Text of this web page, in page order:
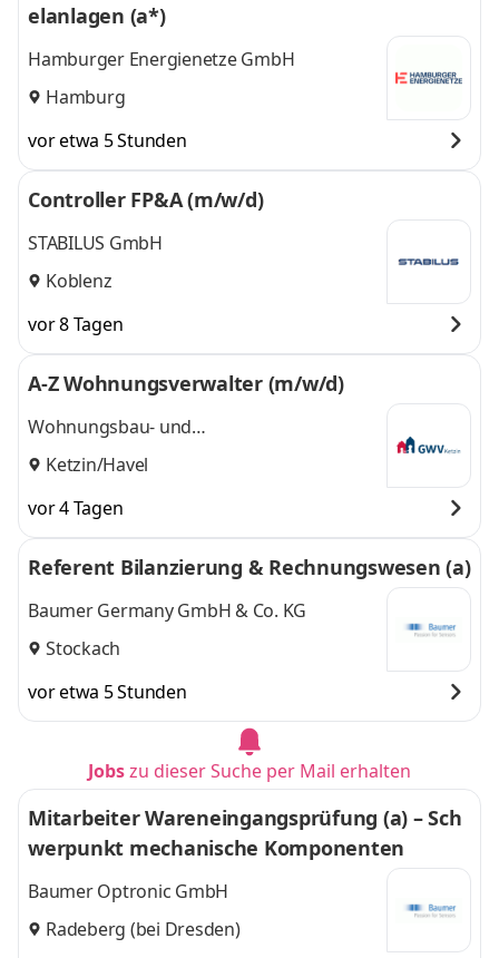
elanlagen (a*)
Hamburger Energienetze GmbH
Hamburg
vor etwa 5 Stunden
Controller FP&A (m/w/d)
STABILUS GmbH
Koblenz
vor 8 Tagen
A-Z Wohnungsverwalter (m/w/d)
Wohnungsbau- und
Verwaltungsgesellschaft mbH Ketzin
Ketzin/Havel
vor 4 Tagen
Referent Bilanzierung & Rechnungswesen (a)
Baumer Germany GmbH & Co. KG
Stockach
vor etwa 5 Stunden
Jobszu dieser Suche per Mail erhalten
Mitarbeiter Wareneingangsprüfung (a) – Sch
werpunkt mechanische Komponenten
Baumer Optronic GmbH
Radeberg (bei Dresden)